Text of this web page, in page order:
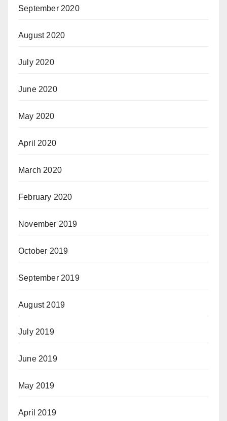
September 2020
August 2020
July 2020
June 2020
May 2020
April 2020
March 2020
February 2020
November 2019
October 2019
September 2019
August 2019
July 2019
June 2019
May 2019
April 2019